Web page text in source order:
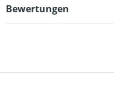
Bewertungen